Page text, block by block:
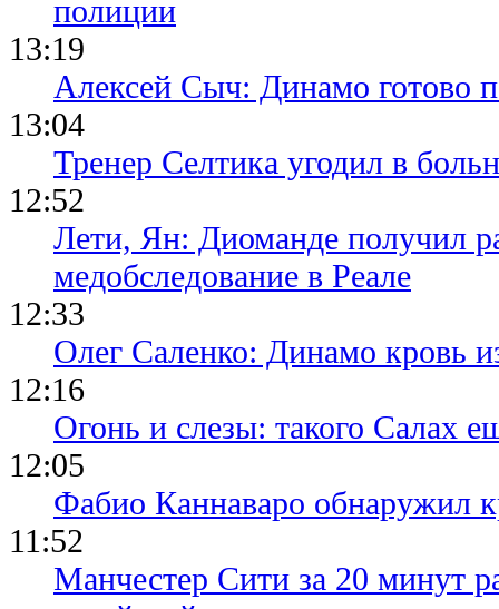
полиции
13:19
Алексей Сыч: Динамо готово
13:04
Тренер Селтика угодил в
12:52
Лети, Ян: Диоманде получил
медобследование в Реале
12:33
Олег Саленко: Динамо кровь
12:16
Огонь и слезы: такого Салах
12:05
Фабио Каннаваро обнаружил
11:52
Манчестер Сити за 20 минут